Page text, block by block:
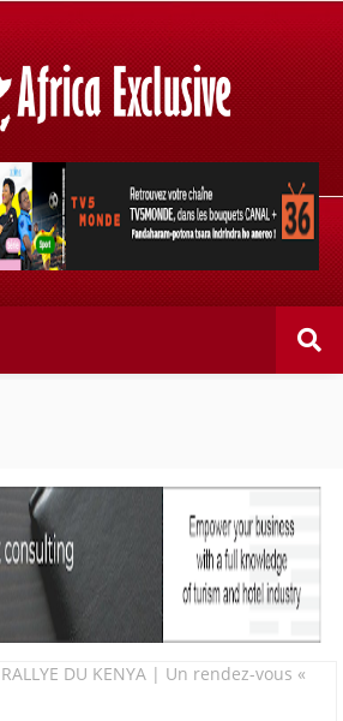
@TV5MONDE, dans les bouquets
potoana tsara indrindra ho
RALLYE DU KENYA | Un rendez-vous «